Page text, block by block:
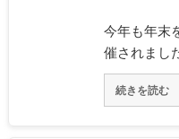
今年も年末
催されまし
続きを読む